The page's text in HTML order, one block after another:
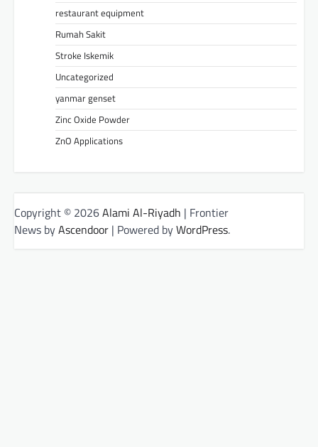
restaurant equipment
Rumah Sakit
Stroke Iskemik
Uncategorized
yanmar genset
Zinc Oxide Powder
ZnO Applications
Copyright © 2026Alami Al-Riyadh | Frontier
News byAscendoor | Powered byWordPress.